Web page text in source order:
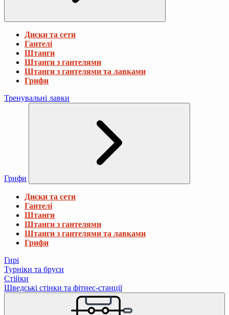
Диски та сети
Гантелі
Штанги
Штанги з гантелями
Штанги з гантелями та лавками
Грифи
Тренувальні лавки
Грифи
Диски та сети
Гантелі
Штанги
Штанги з гантелями
Штанги з гантелями та лавками
Грифи
Гирі
Турніки та бруси
Стійки
Шведські стінки та фітнес-станції